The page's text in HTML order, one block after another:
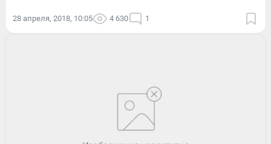
28 апреля, 2018, 10:05 4 630 1